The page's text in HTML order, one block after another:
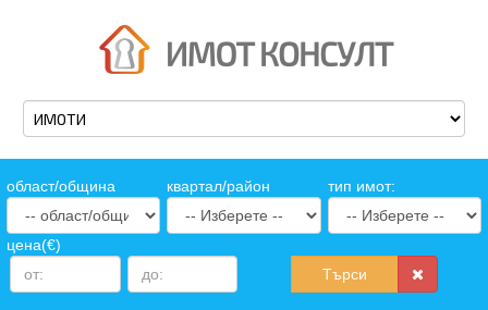
oбласт/община квартал/район тип имот:
цена(€)
Търси